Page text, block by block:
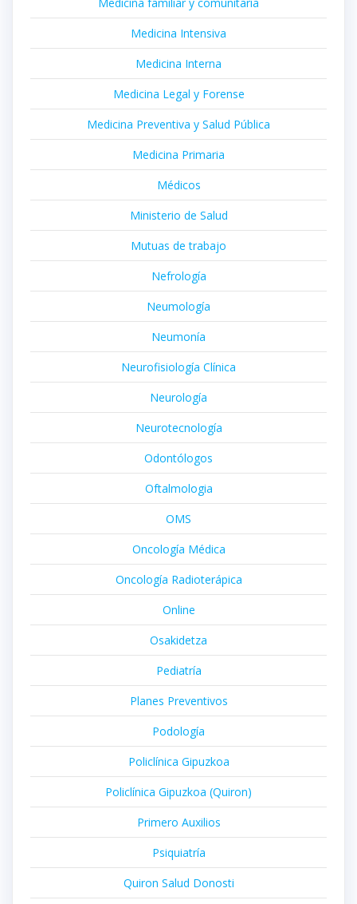
Medicina Intensiva
Medicina Interna
Medicina Legal y Forense
Medicina Preventiva y Salud Pública
Medicina Primaria
Médicos
Ministerio de Salud
Mutuas de trabajo
Nefrología
Neumología
Neumonía
Neurofisiología Clínica
Neurología
Neurotecnología
Odontólogos
Oftalmologia
OMS
Oncología Médica
Oncología Radioterápica
Online
Osakidetza
Pediatría
Planes Preventivos
Podología
Policlínica Gipuzkoa
Policlínica Gipuzkoa (Quiron)
Primero Auxilios
Psiquiatría
Quiron Salud Donosti